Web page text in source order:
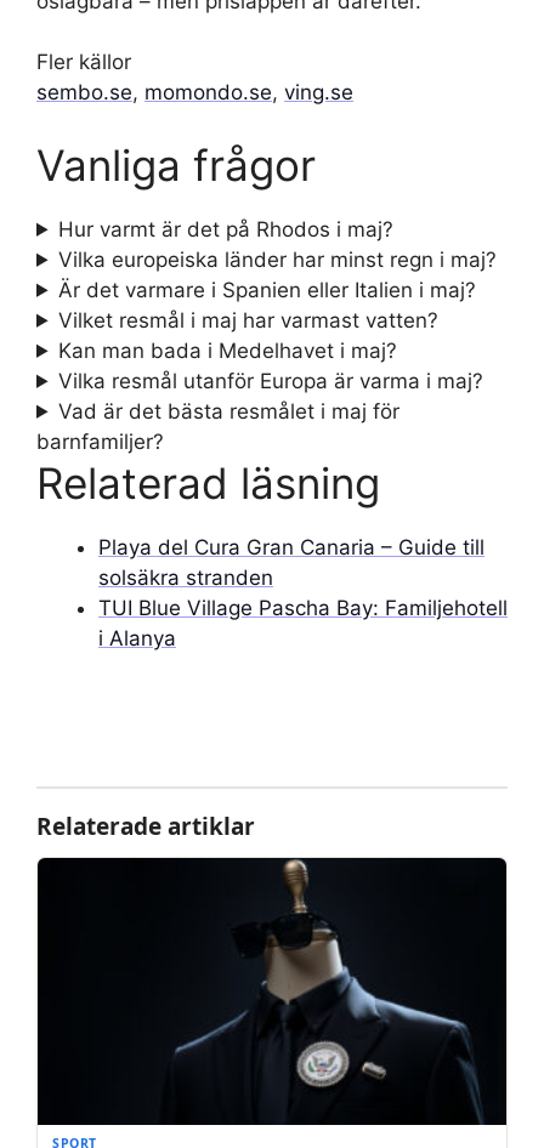
Fler källor
sembo.se, momondo.se, ving.se
Vanliga frågor
Hur varmt är det på Rhodos i maj?
Vilka europeiska länder har minst regn i maj?
Är det varmare i Spanien eller Italien i maj?
Vilket resmål i maj har varmast vatten?
Kan man bada i Medelhavet i maj?
Vilka resmål utanför Europa är varma i maj?
Vad är det bästa resmålet i maj för
barnfamiljer?
Relaterad läsning
Playa del Cura Gran Canaria – Guide till
solsäkra stranden
TUI Blue Village Pascha Bay: Familjehotell
i Alanya
Relaterade artiklar
SPORT